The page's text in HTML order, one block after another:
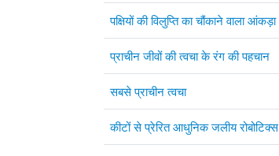
पक्षियों की विलुप्ति का चौंकाने वाला आंकड़ा
प्राचीन जीवों की त्वचा के रंग की पहचान
सबसे प्राचीन त्वचा
कीटों से प्रेरित आधुनिक जलीय रोबोटिक्स